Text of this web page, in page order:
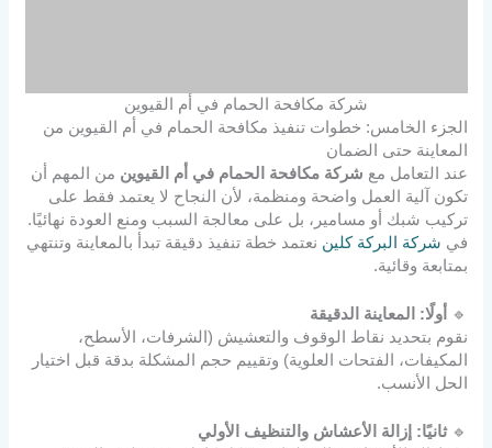
شركة مكافحة الحمام في أم القيوين
الجزء الخامس: خطوات تنفيذ مكافحة الحمام في أم القيوين من
المعاينة حتى الضمان
عند التعامل مع شركة مكافحة الحمام في أم القيوين من المهم أن
تكون آلية العمل واضحة ومنظمة، لأن النجاح لا يعتمد فقط على
تركيب شبك أو مسامير، بل على معالجة السبب ومنع العودة نهائيًا.
في شركة البركة كلين نعتمد خطة تنفيذ دقيقة تبدأ بالمعاينة وتنتهي
بمتابعة وقائية.
🔹
أولًا: المعاينة الدقيقة
نقوم بتحديد نقاط الوقوف والتعشيش (الشرفات، الأسطح،
المكيفات، الفتحات العلوية) وتقييم حجم المشكلة بدقة قبل اختيار
الحل الأنسب.
🔹ثانيًا: إزالة الأعشاش والتنظيف الأولي